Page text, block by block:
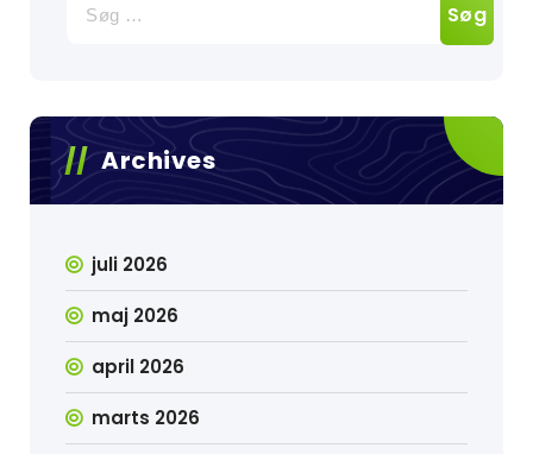
efter:
Archives
juli 2026
maj 2026
april 2026
marts 2026